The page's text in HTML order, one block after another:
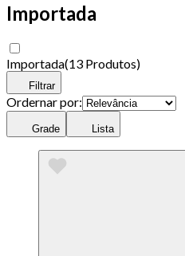
Importada
Importada(13 Produtos)
Filtrar
Ordernar por:
Grade Lista